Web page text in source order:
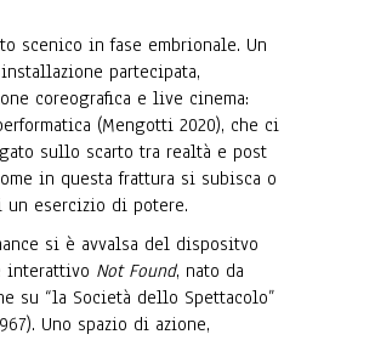
scenico in fase embrionale. Un
partecipata,
coreografica e live cinema:
(Mengotti 2020), che ci
sullo scarto tra realtà e post
in questa frattura si subisca o
esercizio di potere.
si è avvalsa del dispositvo
interattivo Not Found, nato da
su “la Società dello Spettacolo”
Uno spazio di azione,